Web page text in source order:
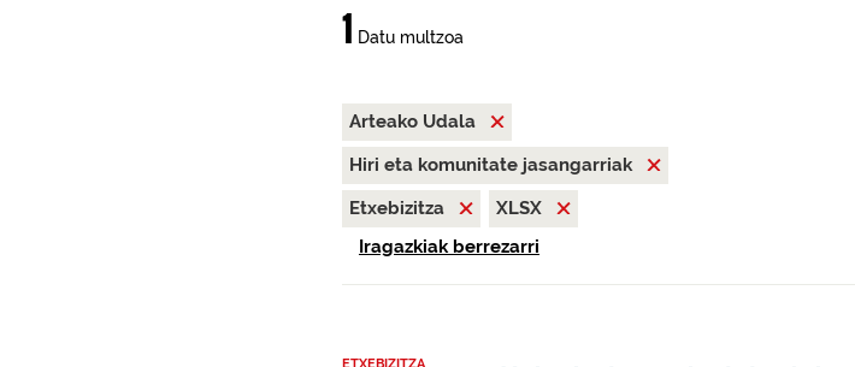
1 Datu multzoa
Arteako Udala
Hiri eta komunitate jasangarriak
Etxebizitza
XLSX
Iragazkiak berrezarri